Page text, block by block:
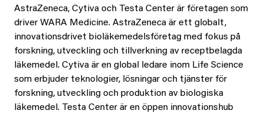
AstraZeneca, Cytiva och Testa Center är företagen som
driver WARA Medicine. AstraZeneca är ett globalt,
innovationsdrivet bioläkemedelsföretag med fokus på
forskning, utveckling och tillverkning av receptbelagda
läkemedel. Cytiva är en global ledare inom Life Science
som erbjuder teknologier, lösningar och tjänster för
forskning, utveckling och produktion av biologiska
läkemedel. Testa Center är en öppen innovationshub